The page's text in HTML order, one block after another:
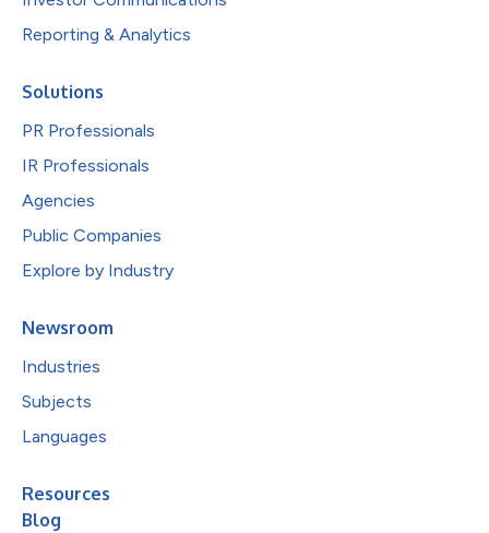
Reporting & Analytics
Solutions
PR Professionals
IR Professionals
Agencies
Public Companies
Explore by Industry
Newsroom
Industries
Subjects
Languages
Resources
Blog